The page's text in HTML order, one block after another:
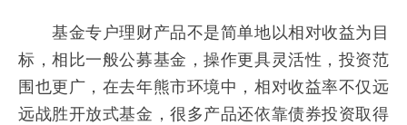
基金专户理财产品不是简单地以相对收益为目
标，相比一般公募基金，操作更具灵活性，投资范
围也更广，在去年熊市环境中，相对收益率不仅远
远战胜开放式基金，很多产品还依靠债券投资取得